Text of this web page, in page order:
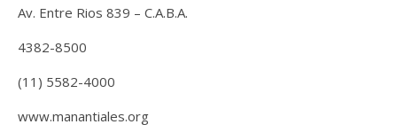
Av. Entre Rios 839 – C.A.B.A.
4382-8500
(11) 5582-4000
www.manantiales.org